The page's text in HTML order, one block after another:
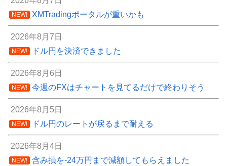
NEW! XMTradingポータルが重いかも
2026年8月7日
NEW! ドル円を決済できました
2026年8月6日
NEW! 今週のFXはチャートを見てるだけで終わりそう
2026年8月5日
NEW! ドル円のレートが戻るまで耐える
2026年8月4日
NEW! 含み損を-24万円まで減額してもらえました